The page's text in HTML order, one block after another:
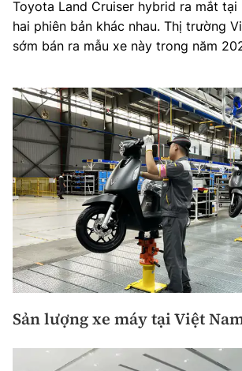
Toyota Land Cruiser hybrid ra mắt tại
hai phiên bản khác nhau. Thị trường
sớm bán ra mẫu xe này trong năm
Sản lượng xe máy tại Việt